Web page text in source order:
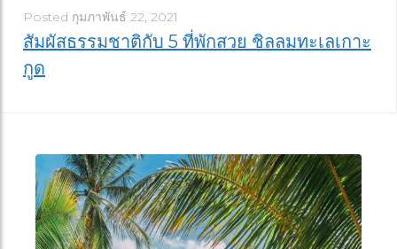
Posted กุมภาพันธ์ 22, 2021
สัมผัสธรรมชาติกับ 5 ที่พักสวย ชิลลมทะเลเกาะ
กูด